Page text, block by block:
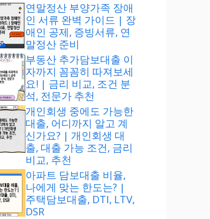
연말정산 부양가족 장애
인 서류 완벽 가이드 | 장
애인 공제, 증빙서류, 연
말정산 준비
부동산 추가담보대출 이
자까지 꼼꼼히 따져보세
요! | 금리 비교, 조건 분
석, 전문가 추천
개인회생 중에도 가능한
대출, 어디까지 알고 계
신가요? | 개인회생 대
출, 대출 가능 조건, 금리
비교, 추천
아파트 담보대출 비율,
나에게 맞는 한도는? |
주택담보대출, DTI, LTV,
DSR